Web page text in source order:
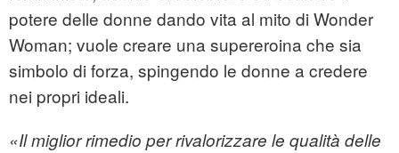
potere delle donne dando vita al mito di Wonder
Woman; vuole creare una supereroina che sia
simbolo di forza, spingendo le donne a credere
nei propri ideali.
«Il miglior rimedio per rivalorizzare le qualità delle